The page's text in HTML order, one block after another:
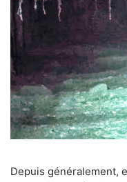
Depuis généralement,